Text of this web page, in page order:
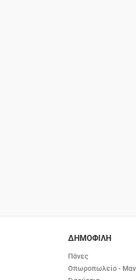
ΔΗΜΟΦΙΛΗ
Πάνες
Οπωροπωλείο -